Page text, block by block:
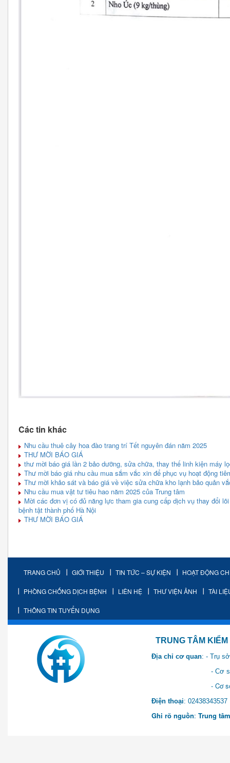
Các tin khác
Nhu cầu thuê cây hoa đào trang trí Tết nguyên đán năm 2025
THƯ MỜI BÁO GIÁ
thư mời báo giá lần 2 bảo dưỡng, sửa chữa, thay thế linh kiện máy
Thư mời báo giá nhu cầu mua sắm vắc xin để phục vụ hoạt động
Thư mời khảo sát và báo giá về việc sửa chữa kho lạnh bảo quản
Nhu cầu mua vật tư tiêu hao năm 2025 của Trung tâm
Mời các đơn vị có đủ năng lực tham gia cung cấp dịch vụ thay đổi
bệnh tật thành phố Hà Nội
THƯ MỜI BÁO GIÁ
TRANG CHỦ GIỚI THIỆU TIN TỨC – SỰ KIỆN HOẠT ĐỘNG
PHÒNG CHỐNG DỊCH BỆNH LIÊN HỆ THƯ VIỆN ẢNH TÀI
THÔNG TIN TUYỂN DỤNG
TRUNG TÂM KIỂM SOÁT
Địa chỉ cơ quan: - Trụ
- Cơ sở 2: Khu Hành
- Cơ sở 3: Số 1 Ngõ 2
Điện thoại:
Ghi rõ nguồn: Trung